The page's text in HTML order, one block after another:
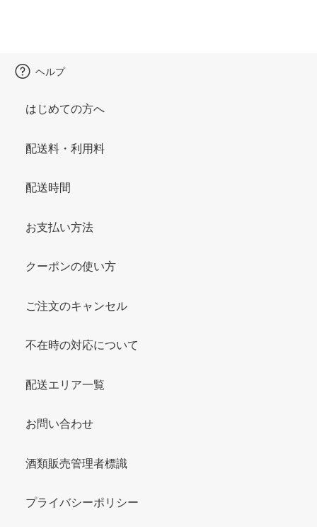
ヘルプ
はじめての方へ
配送料・利用料
配送時間
お支払い方法
クーポンの使い方
ご注文のキャンセル
不在時の対応について
配送エリア一覧
お問い合わせ
酒類販売管理者標識
プライバシーポリシー